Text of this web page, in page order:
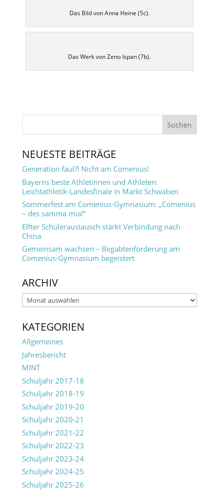
Das Bild von Anna Heine (5c).
Das Werk von Zeno Ispan (7b).
NEUESTE BEITRÄGE
Generation faul?! Nicht am Comenius!
Bayerns beste Athletinnen und Athleten:
Leichtathletik-Landesfinale in Markt Schwaben
Sommerfest am Comenius-Gymnasium: „Comenius
– des samma mia!“
Elfter Schüleraustausch stärkt Verbindung nach
China
Gemeinsam wachsen – Begabtenförderung am
Comenius-Gymnasium begeistert
ARCHIV
Archiv
KATEGORIEN
Allgemeines
Jahresbericht
MINT
Schuljahr 2017-18
Schuljahr 2018-19
Schuljahr 2019-20
Schuljahr 2020-21
Schuljahr 2021-22
Schuljahr 2022-23
Schuljahr 2023-24
Schuljahr 2024-25
Schuljahr 2025-26